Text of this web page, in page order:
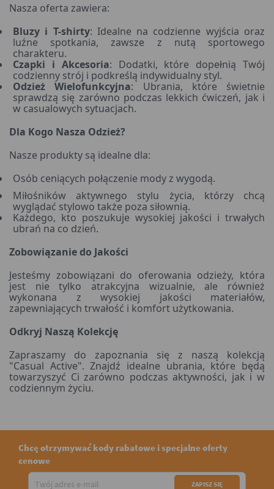
Nasza oferta zawiera:
Bluzy i T-shirty: Idealne na codzienne wyjścia oraz
luźne spotkania, zawsze z nutą sportowego
charakteru.
Czapki i Akcesoria: Dodatki, które dopełnią Twój
codzienny strój i podkreślą indywidualny styl.
Odzież Wielofunkcyjna: Ubrania, które świetnie
sprawdzą się zarówno podczas lekkich ćwiczeń, jak i
w casualowych sytuacjach.
Dla Kogo Nasza Odzież?
Nasze produkty są idealne dla:
Osób ceniących połączenie mody z wygodą.
Miłośników aktywnego stylu życia, którzy chcą
wyglądać stylowo także poza siłownią.
Każdego, kto poszukuje wysokiej jakości i trwałych
ubrań na co dzień.
Zobowiązanie do Jakości
Jesteśmy zobowiązani do oferowania odzieży, która
jest nie tylko atrakcyjna wizualnie, ale również
wykonana z wysokiej jakości materiałów,
zapewniających trwałość i komfort użytkowania.
Odkryj Naszą Kolekcję
Zapraszamy do zapoznania się z naszą kolekcją
"Casual Active". Znajdź idealne ubrania, które będą
towarzyszyć Ci zarówno podczas aktywności, jak i w
codziennym życiu.
Chcę otrzymywać kody rabatowe i specjalne oferty
cenowe